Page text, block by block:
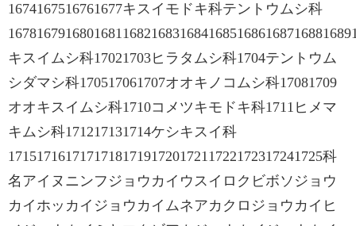
1674167516761677キスイモドキ科テントウムシ科
キスイムシ科17021703ヒラタムシ科1704テントウム
シダマシ科170517061707オオキノコムシ科17081709
オオキスイムシ科1710コメツキモドキ科1711ヒメマ
キムシ科171217131714ケシキスイ科
17151716171717181719172017211722172317241725科
名アイヌニンフジョウカイウスイロクビボソジョウ
カイホッカイジョウカイムネアカクロジョウカイヒ